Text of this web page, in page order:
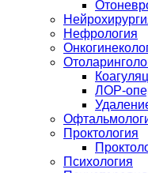
Нефрология
ЛОР-
Проктология
Психология